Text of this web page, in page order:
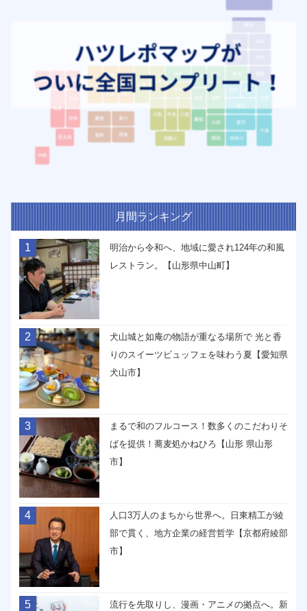
月間ランキング
1
明治から令和へ、地域に愛され124年の和風
レストラン。【山形県中山町】
2
犬山城と如庵の物語が重なる場所で 光と香
りのスイーツビュッフェを味わう夏【愛知県
犬山市】
3
まるで和のフルコース！数多くのこだわりそ
ばを提供！蕎麦処かねひろ【山形 県山形
市】
4
人口3万人のまちから世界へ。日東精工が綾
部で貫く、地方企業の経営哲学【京都府綾部
市】
5
流行を先取りし、漫画・アニメの拠点へ。新